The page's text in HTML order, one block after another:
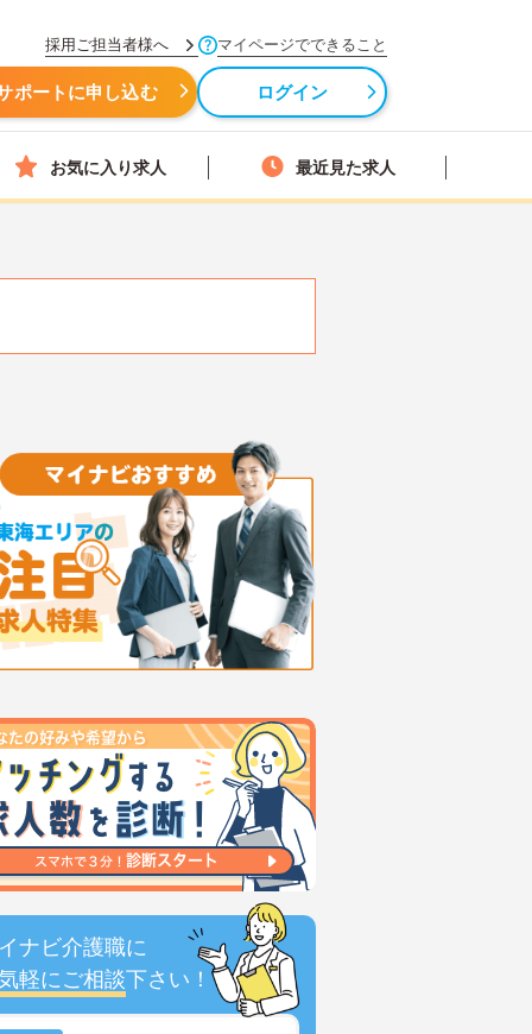
採用ご担当者様へ マイページでできること
ポートに申し込む ログイン
お気に入り求人 最近見た求人
ナビ介護職に
軽にご相談下さい！